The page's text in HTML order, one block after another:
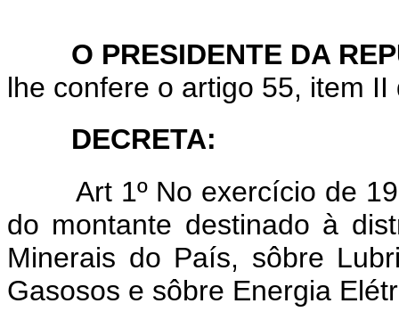
O PRESIDENTE DA
lhe confere o artigo 55, item
DECRETA:
Art 1º No exercício de
do montante destinado à
Minerais do País, sôbre
Gasosos e sôbre Energia